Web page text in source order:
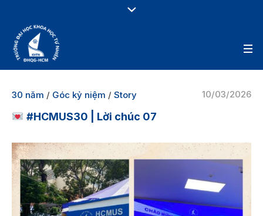
10/03/2026
30 năm / Góc kỷ niệm / Story
#HCMUS30 | Lời chúc 07